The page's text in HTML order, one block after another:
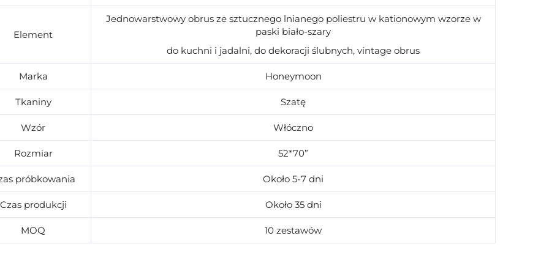
Element
Jednowarstwowy obrus ze sztucznego lnianego poliestru w kationowym wzorze w
paski biało-szary
do kuchni i jadalni, do dekoracji ślubnych, vintage obrus
Marka Honeymoon
Tkaniny Szatę
Wzór Włóczno
Rozmiar 52*70”
próbkowania Około 5-7 dni
Czas produkcji Około 35 dni
MOQ 10 zestawów